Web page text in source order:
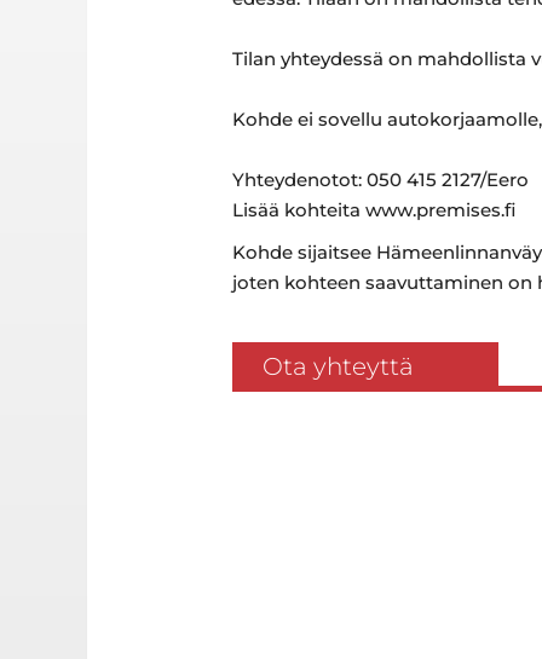
Tilan yhteydessä on mahdollista
Kohde ei sovellu
Yhteydenotot: 050 415 2127/Eero
Lisää kohteita www.premises.fi
Kohde sijaitsee
joten kohteen saavuttaminen on
Ota yhteyttä